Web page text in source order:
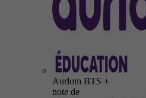
Aurlom BTS +
note de